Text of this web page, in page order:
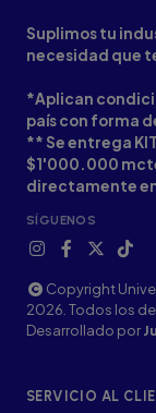
Suplimos tu
necesidad que
*Aplican
país con forma
** Se entrega
$1'000.000
directamente
SÍGUENOS
Copyright
2026. Todos los
Desarrollado por
SERVICIO AL